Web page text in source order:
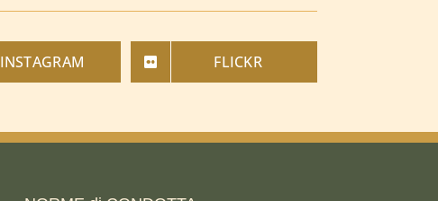
INSTAGRAM FLICKR